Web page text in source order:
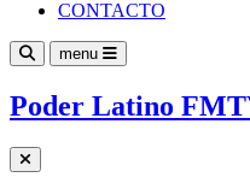
CONTACTO
menu
Poder Latino